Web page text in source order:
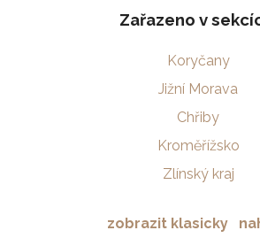
Zařazeno v
Koryčany
Jižní Morava
Chřiby
Kroměřížsko
Zlínský kraj
zobrazit klasicky